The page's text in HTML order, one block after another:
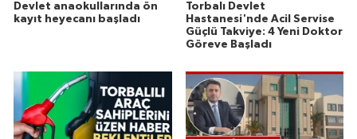
Devlet anaokullarında ön
kayıt heyecanı başladı
Torbalı Devlet
Hastanesi'nde Acil Servise
Güçlü Takviye: 4 Yeni Doktor
Göreve Başladı